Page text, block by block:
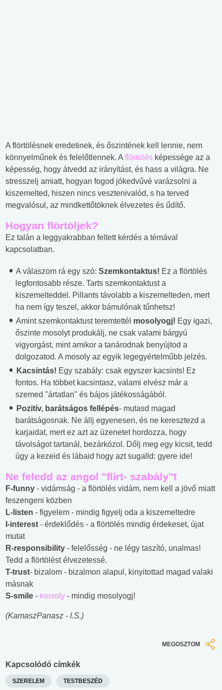
A flörtölésnek eredetinek, és őszintének kell lennie, nem
könnyelműnek és felelőtlennek. A flörtölés képessége az a
képesség, hogy átvedd az irányítást, és hass a világra. Ne
stresszelj amiatt, hogyan fogod jókedvűvé varázsolni a
kiszemelted, hiszen nincs vesztenivalód, s ha terved
megvalósul, az mindkettőtöknek élvezetes és űdítő.
Hogyan flörtöljek?
Ez talán a leggyakrabban feltett kérdés a témával
kapcsolatban.
A válaszom rá egy szó: Szemkontaktus! Ez a flörtölés
legfontosabb része. Tarts szemkontaktust a
kiszemelteddel. Pillants távolabb a kiszemelteden, mert
ha nem így teszel, akkor bámulónak tűnhetsz!
Amint szemkontaktust teremtettél mosolyogj! Egy igazi,
őszinte mosolyt produkálj, ne csak valami bárgyú
vigyorgást, mint amikor a tanárodnak benyújtod a
dolgozatod. A mosoly az egyik legegyértelműbb jelzés.
Kacsintás! Egy szabály: csak egyszer kacsints! Ez
fontos. Ha többet kacsintasz, valami elvész már a
szemed "ártatlan" és bájos játékosságából.
Pozitív, barátságos fellépés- mutasd magad
barátságosnak. Ne állj egyenesen, és ne keresztezd a
karjaidat, mert ez azt az üzenetet hordozza, hogy
távolságot tartanál, bezárkózol. Dőlj meg egy kicsit, tedd
úgy a kezeid és lábaid hogy azt sugalld: gyere ide!
Ne feledd az angol "flirt- szabály"t
F-funny - vidámság - a flörtölés vidám, nem kell a jövő miatt
feszengeni közben
L-listen - figyelem - mindig figyelj oda a kiszemeltedre
I-interest - érdeklődés - a flörtölés mindig érdekeset, újat
mutat
R-responsibility - felelősség - ne légy taszító, unalmas!
Tedd a flörtölést élvezetessé.
T-trust- bizalom - bizalmon alapul, kinyitottad magad valaki
másnak
S-smile - mosoly - mindig mosolyogj!
(KamaszPanasz - I.S.)
MEGOSZTOM
Kapcsolódó címkék
SZERELEM TESTBESZÉD